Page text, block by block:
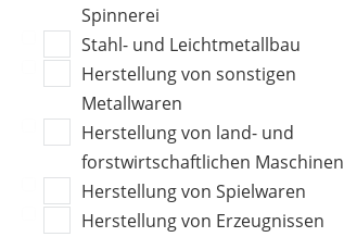
Spinnerei
Stahl- und Leichtmetallbau
Herstellung von sonstigen
Metallwaren
Herstellung von land- und
forstwirtschaftlichen Maschinen
Herstellung von Spielwaren
Herstellung von Erzeugnissen